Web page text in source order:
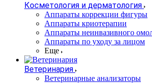
Косметология и дерматология
Аппараты коррекции фигуры
Аппараты криотерапии
Аппараты неинвазивного
Аппараты по уходу за лицом
Еще
Ветеринария
Ветеринарные анализаторы